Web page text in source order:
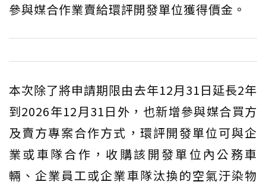
參與媒合作業賣給環評開發單位獲得價金。
本次除了將申請期限由去年12月31日延長2年
到2026年12月31日外，也新增參與媒合買方
及賣方專案合作方式，環評開發單位可與企
業或車隊合作，收購該開發單位內公務車
輛、企業員工或企業車隊汰換的空氣汙染物